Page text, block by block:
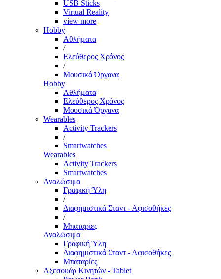
USB Sticks
Virtual Reality
view more
Hobby
Αθλήματα
/
Ελεύθερος Χρόνος
/
Μουσικά Όργανα
Hobby
Αθλήματα
Ελεύθερος Χρόνος
Μουσικά Όργανα
Wearables
Activity Trackers
/
Smartwatches
Wearables
Activity Trackers
Smartwatches
Αναλώσιμα
Γραφική Ύλη
/
Διαφημιστικά Σταντ - Αφισοθήκες
/
Μπαταρίες
Αναλώσιμα
Γραφική Ύλη
Διαφημιστικά Σταντ - Αφισοθήκες
Μπαταρίες
Αξεσουάρ Κινητών - Tablet